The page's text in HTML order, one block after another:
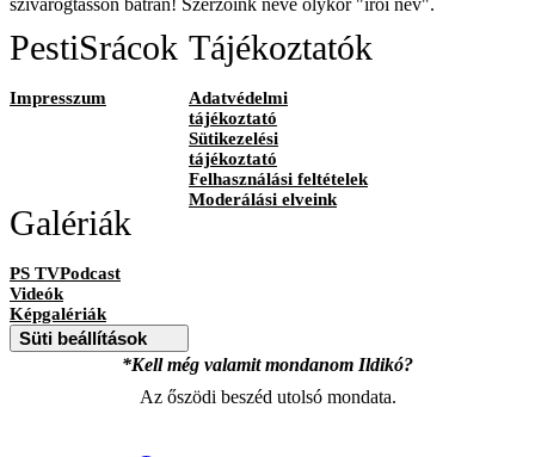
szivárogtasson bátran! Szerzőink neve olykor "írói név".
PestiSrácok
Impresszum
Tájékoztatók
Adatvédelmi
tájékoztató
Sütikezelési
tájékoztató
Felhasználási feltételek
Moderálási elveink
Galériák
PS TVPodcast
Videók
Képgalériák
Süti beállítások
*Kell még valamit mondanom Ildikó?
Az őszödi beszéd utolsó mondata.